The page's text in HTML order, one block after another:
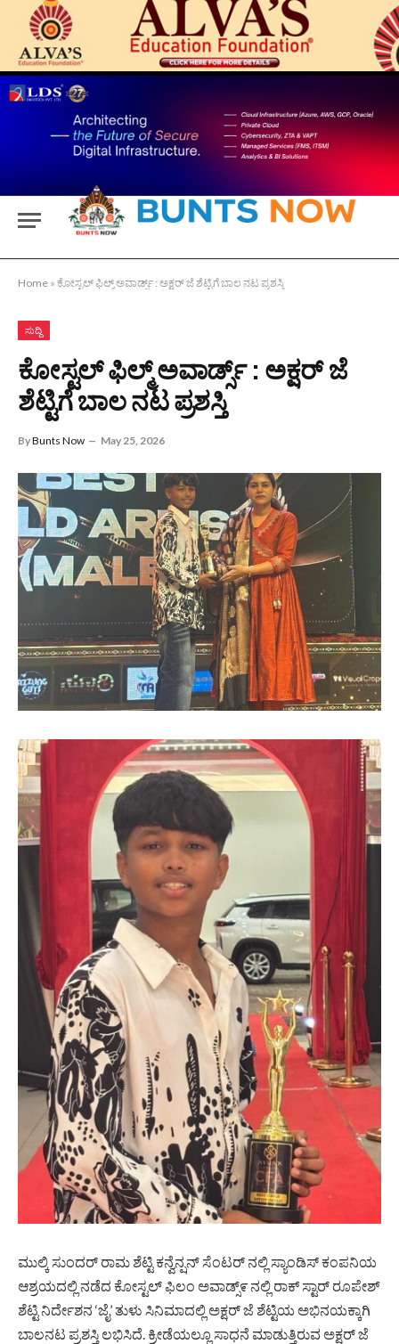
Home » ಕೋಸ್ಟಲ್ ಫಿಲ್ಮ್ ಅವಾರ್ಡ್ಸ್ : ಅಕ್ಷರ್ ಜೆ ಶೆಟ್ಟಿಗೆ ಬಾಲ ನಟ ಪ್ರಶಸ್ತಿ
ಸುದ್ದಿ
ಕೋಸ್ಟಲ್ ಫಿಲ್ಮ್ ಅವಾರ್ಡ್ಸ್ : ಅಕ್ಷರ್ ಜೆ
ಶೆಟ್ಟಿಗೆ ಬಾಲ ನಟ ಪ್ರಶಸ್ತಿ
ByBunts Now May 25, 2026
ಮುಲ್ಕಿ ಸುಂದರ್ ರಾಮ ಶೆಟ್ಟಿ ಕನ್ವೆನ್ಷನ್ ಸೆಂಟರ್ ನಲ್ಲಿ ಸ್ಯಾಂಡಿಸ್ ಕಂಪನಿಯ
ಆಶ್ರಯದಲ್ಲಿ ನಡೆದ ಕೋಸ್ಟಲ್ ಫಿಲಂ ಅವಾಡ್ಸ್೯ ನಲ್ಲಿ ರಾಕ್ ಸ್ಟಾರ್ ರೂಪೇಶ್
ಶೆಟ್ಟಿ ನಿರ್ದೇಶನ ‘ಜೈ’ ತುಳು ಸಿನಿಮಾದಲ್ಲಿ ಅಕ್ಷರ್ ಜೆ ಶೆಟ್ಟಿಯ ಅಭಿನಯಕ್ಕಾಗಿ
ಬಾಲನಟ ಪ್ರಶಸ್ತಿ ಲಭಿಸಿದೆ. ಕ್ರೀಡೆಯಲ್ಲೂ ಸಾಧನೆ ಮಾಡುತ್ತಿರುವ ಅಕ್ಷರ್ ಜೆ